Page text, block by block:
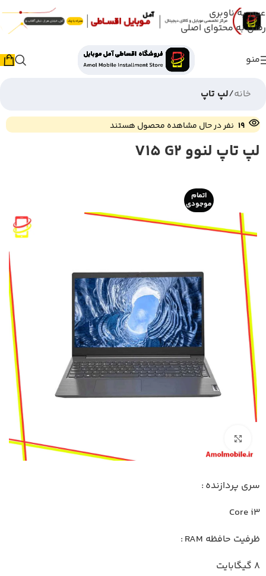
عبور به ناوبری
رفتن به محتوای اصلی
منو
خانه لپ تاپ
19 نفر در حال مشاهده محصول هستند
لپ تاپ لنوو V15 G2
اتمام
موجودی
سری پردازنده :
Core i3
ظرفیت حافظه RAM :
8 گیگابایت